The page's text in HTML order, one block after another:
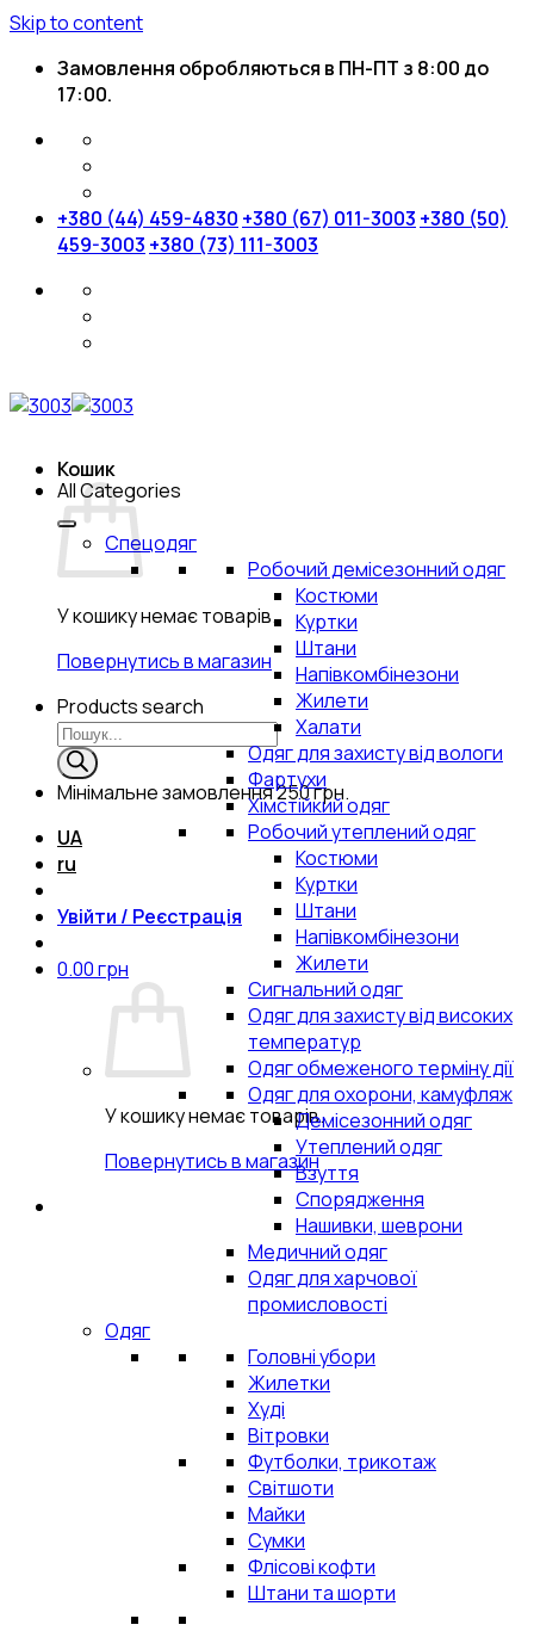
Skip to content
Замовлення обробляються в ПН-ПТ з 8:00 до
17:00.
+380 (44) 459-4830 +380 (67) 011-3003 +380 (50)
459-3003 +380 (73) 111-3003
Кошик
У кошику немає товарів.
Повернутись в магазин
Products search
Мінімальне замовлення250 грн.
UA
ru
Увійти / Реєстрація
0.00грн
У кошику немає товарів.
Повернутись в магазин
All Categories
Спецодяг
Робочий демісезонний одяг
Костюми
Куртки
Штани
Напівкомбінезони
Жилети
Халати
Одяг для захисту від вологи
Фартухи
Хімстійкий одяг
Робочий утеплений одяг
Костюми
Куртки
Штани
Напівкомбінезони
Жилети
Сигнальний одяг
Одяг для захисту від високих
температур
Одяг обмеженого терміну дії
Одяг для охорони, камуфляж
Демісезонний одяг
Утеплений одяг
Взуття
Спорядження
Нашивки, шеврони
Медичний одяг
Одяг для харчової
промисловості
Одяг
Головні убори
Жилетки
Худі
Вітровки
Футболки, трикотаж
Світшоти
Майки
Сумки
Флісові кофти
Штани та шорти